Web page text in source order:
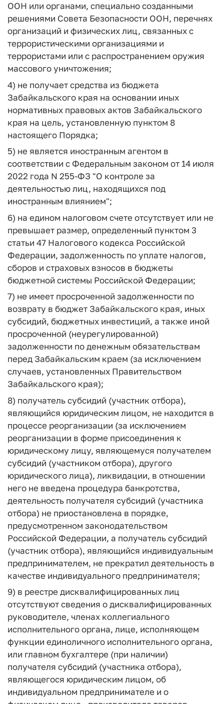
ООН или органами, специально созданными
решениями Совета Безопасности ООН, перечнях
организаций и физических лиц, связанных с
террористическими организациями и
террористами или с распространением оружия
массового уничтожения;
4) не получает средства из бюджета
Забайкальского края на основании иных
нормативных правовых актов Забайкальского
края на цель, установленную пунктом 8
настоящего Порядка;
5) не является иностранным агентом в
соответствии с Федеральным законом от 14 июля
2022 года N 255-ФЗ "О контроле за
деятельностью лиц, находящихся под
иностранным влиянием";
6) на едином налоговом счете отсутствует или не
превышает размер, определенный пунктом 3
статьи 47 Налогового кодекса Российской
Федерации, задолженность по уплате налогов,
сборов и страховых взносов в бюджеты
бюджетной системы Российской Федерации;
7) не имеет просроченной задолженности по
возврату в бюджет Забайкальского края, иных
субсидий, бюджетных инвестиций, а также иной
просроченной (неурегулированной)
задолженности по денежным обязательствам
перед Забайкальским краем (за исключением
случаев, установленных Правительством
Забайкальского края);
8) получатель субсидий (участник отбора),
являющийся юридическим лицом, не находится в
процессе реорганизации (за исключением
реорганизации в форме присоединения к
юридическому лицу, являющемуся получателем
субсидий (участником отбора), другого
юридического лица), ликвидации, в отношении
него не введена процедура банкротства,
деятельность получателя субсидий (участника
отбора) не приостановлена в порядке,
предусмотренном законодательством
Российской Федерации, а получатель субсидий
(участник отбора), являющийся индивидуальным
предпринимателем, не прекратил деятельность в
качестве индивидуального предпринимателя;
9) в реестре дисквалифицированных лиц
отсутствуют сведения о дисквалифицированных
руководителе, членах коллегиального
исполнительного органа, лице, исполняющем
функции единоличного исполнительного органа,
или главном бухгалтере (при наличии)
получателя субсидий (участника отбора),
являющегося юридическим лицом, об
индивидуальном предпринимателе и о